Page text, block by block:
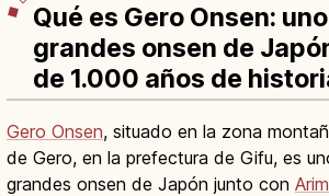
Qué es Gero Onsen:
grandes onsen de
de 1.000 años de
Gero Onsen, situado en la zona
de Gero, en la prefectura de Gifu, es
grandes onsen de Japón junto con